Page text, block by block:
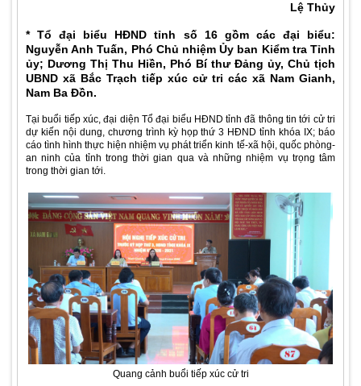
Lệ Thủy
* Tổ đại biểu HĐND tỉnh số 16 gồm các đại biểu:
Nguyễn Anh Tuấn, Phó Chủ nhiệm Ủy ban Kiểm tra Tỉnh
ủy; Dương Thị Thu Hiền, Phó Bí thư Đảng ủy, Chủ tịch
UBND xã Bắc Trạch tiếp xúc cử tri các xã Nam Gianh,
Nam Ba Đồn.
Tại buổi tiếp xúc, đại diện Tổ đại biểu HĐND tỉnh đã thông tin tới cử tri
dự kiến nội dung, chương trình kỳ họp thứ 3 HĐND tỉnh khóa IX; báo
cáo tình hình thực hiện nhiệm vụ phát triển kinh tế-xã hội, quốc phòng-
an ninh của tỉnh trong thời gian qua và những nhiệm vụ trọng tâm
trong thời gian tới.
Quang cảnh buổi tiếp xúc cử tri